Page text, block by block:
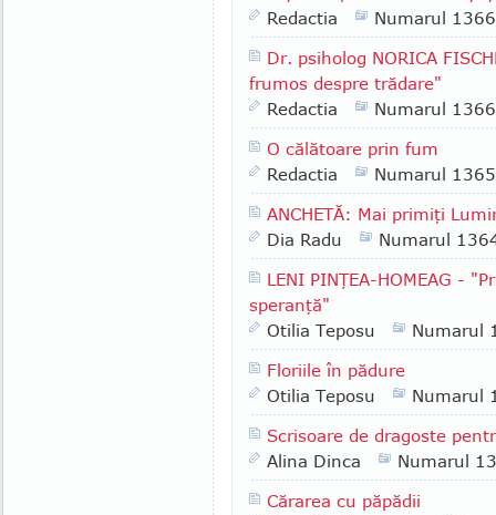
Redactia
Numarul 1366
Dr. psiholog NORICA
frumos despre trădare"
Redactia
Numarul 1366
O călătoare prin fum
Redactia
Numarul 1365
ANCHETĂ: Mai primiţi
Dia Radu
Numarul
LENI PINŢEA-HOMEAG -
speranţă"
Otilia Teposu
Numarul
Floriile în pădure
Otilia Teposu
Numarul
Scrisoare de dragoste
Alina Dinca
Numarul
Cărarea cu păpădii